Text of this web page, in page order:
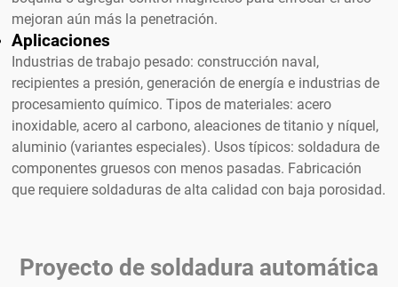
mejoran aún más la penetración.
Aplicaciones
Industrias de trabajo pesado: construcción naval,
recipientes a presión, generación de energía e industrias de
procesamiento químico. Tipos de materiales: acero
inoxidable, acero al carbono, aleaciones de titanio y níquel,
aluminio (variantes especiales). Usos típicos: soldadura de
componentes gruesos con menos pasadas. Fabricación
que requiere soldaduras de alta calidad con baja porosidad.
Proyecto de soldadura automática